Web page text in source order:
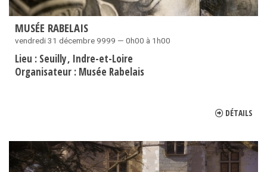
MUSÉE RABELAIS
vendredi 31 décembre 9999 — 0h00 à 1h00
Lieu : Seuilly Indre-et-Loire
Organisateur : Musée Rabelais
DÉTAILS